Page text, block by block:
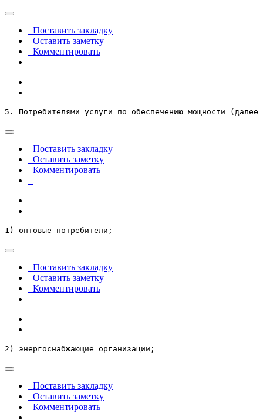
Поставить закладку
Оставить заметку
Комментировать
5. Потребителями услуги по обеспечению мощности
Поставить закладку
Оставить заметку
Комментировать
1) оптовые потребители;
Поставить закладку
Оставить заметку
Комментировать
2) энергоснабжающие организации;
Поставить закладку
Оставить заметку
Комментировать